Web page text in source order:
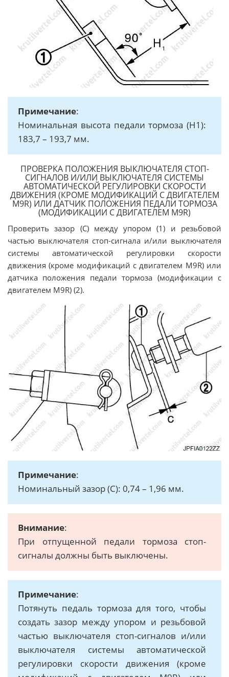
Примечание:
Номинальная высота педали тормоза (Н1):
183,7 – 193,7 мм.
ПРОВЕРКА ПОЛОЖЕНИЯ ВЫКЛЮЧАТЕЛЯ СТОП-
СИГНАЛОВ И/ИЛИ ВЫКЛЮЧАТЕЛЯ СИСТЕМЫ
АВТОМАТИЧЕСКОЙ РЕГУЛИРОВКИ СКОРОСТИ
ДВИЖЕНИЯ (КРОМЕ МОДИФИКАЦИЙ С ДВИГАТЕЛЕМ
M9R) ИЛИ ДАТЧИК ПОЛОЖЕНИЯ ПЕДАЛИ ТОРМОЗА
(МОДИФИКАЦИИ С ДВИГАТЕЛЕМ M9R)
Проверить зазор (С) между упором (1) и резьбовой
частью выключателя стоп-сигнала и/или выключателя
системы автоматической регулировки скорости
движения (кроме модификаций с двигателем M9R) или
датчика положения педали тормоза (модификации с
двигателем M9R) (2).
Примечание:
Номинальный зазор (С): 0,74 – 1,96 мм.
Внимание:
При отпущенной педали тормоза стоп-
сигналы должны быть выключены.
Примечание:
Потянуть педаль тормоза для того, чтобы
создать зазор между упором и резьбовой
частью выключателя стоп-сигналов и/или
выключателя системы автоматической
регулировки скорости движения (кроме